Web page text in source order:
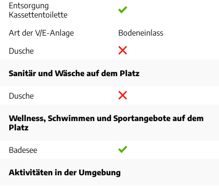
Entsorgung
Kassettentoilette
Art der V/E-Anlage
Bodeneinlass
Dusche
Sanitär und Wäsche auf dem Platz
Dusche
Wellness, Schwimmen und Sportangebote auf dem
Platz
Badesee
Aktivitäten in der Umgebung